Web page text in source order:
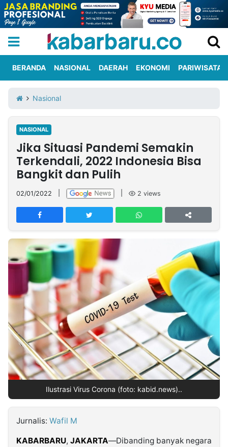
Iklan
Berita
Kami
Nasional
International
Olahraga
Entertainment
Daerah
Pariwisata
Kuliner
Kolom
Network
PT
TREETAN
INDONESIA
Insight
Suara
Time
Lens
Daily
Jogja
Jalan
Rakyat
Idealita
News
Kita
Notice
Dinamikapost.com
Radar
Seedbacklink
Follow
Kabarbaru
BERANDA NASIONAL DAERAH EKONOMI PARIWISATA
Nasional
NASIONAL
Jika Situasi Pandemi Semakin
Terkendali, 2022 Indonesia Bisa
Bangkit dan Pulih
02/01/2022 2 views
Ilustrasi Virus Corona (foto: kabid.news)..
Jurnalis: Wafil M
KABARBARU, JAKARTA—Dibanding banyak negara